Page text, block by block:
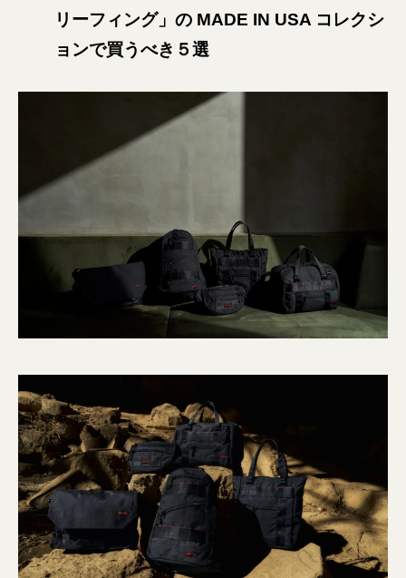
リーフィング」の MADE IN USA コレクシ
ョンで買うべき５選